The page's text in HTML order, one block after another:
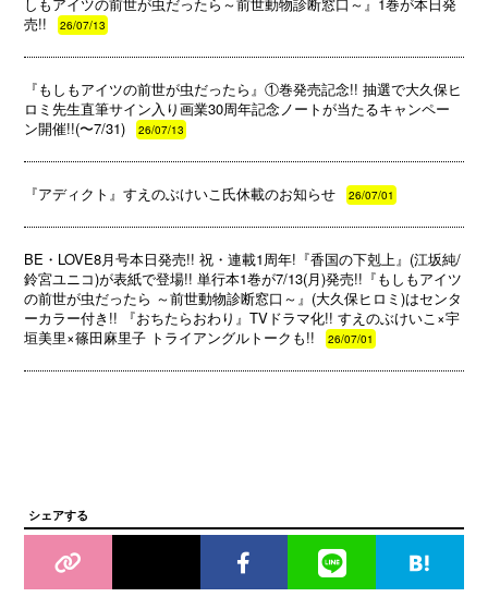
売!!
26/07/13
『もしもアイツの前世が虫だったら』①巻発売記念!! 抽選で大久保ヒ
ロミ先生直筆サイン入り画業30周年記念ノートが当たるキャンペー
ン開催!!(〜7/31)
26/07/13
『アディクト』すえのぶけいこ氏休載のお知らせ 26/07/01
BE・LOVE8月号本日発売!! 祝・連載1周年!『香国の下剋上』(江坂純/
鈴宮ユニコ)が表紙で登場!! 単行本1巻が7/13(月)発売!!『もしもアイツ
の前世が虫だったら ～前世動物診断窓口～』(大久保ヒロミ)はセンタ
ーカラー付き!! 『おちたらおわり』TVドラマ化!! すえのぶけいこ×宇
垣美里×篠田麻里子 トライアングルトークも!!
26/07/01
シェアする